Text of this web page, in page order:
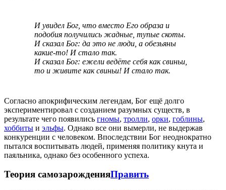
И увидел Бог, что вместо Его образа и
подобия получились жадные, тупые скоты.
И сказал Бог: да это не люди, а обезьяны
какие-то! И стало так.
И сказал Бог: ежели ведёте себя как свиньи,
то и живите как свиньи! И стало так.
Согласно апокрифическим легендам, Бог ещё долго
экспериментировал с созданием разумных существ, в
результате чего появились гномы, тролли, орки, гоблины,
хоббиты и эльфы. Однако все они вымерли, не выдержав
конкуренции с человеком. Впоследствии Бог неоднократно
пытался воспитывать людей, применяя политику кнута и
паяльника, однако без особенного успеха.
Теория самозарожденияПравить